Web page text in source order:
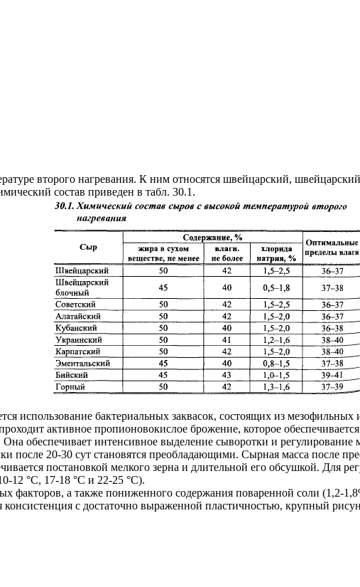
второго нагревания. К ним относятся швейцарский,
состав приведен в табл. 30.1.
использование бактериальных заквасок, состоящих из
активное пропионовокислое брожение, которое
обеспечивает интенсивное выделение сыворотки и
после 20-30 сут становятся преобладающими. Сырная масса после
постановкой мелкого зерна и длительной его обсушкой. Для
12 °С, 17-18 °C и 22-25 °С).
факторов, а также пониженного содержания поваренной соли (1,2-
консистенция с достаточно выраженной пластичностью, крупный